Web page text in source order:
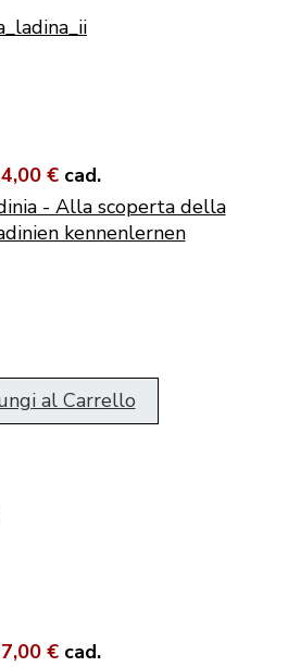
€ cad.
- Alla scoperta della
kennenlernen
al Carrello
€ cad.